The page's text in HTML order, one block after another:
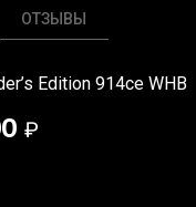
ОТЗЫВЫ
Edition 914ce WHB
₽